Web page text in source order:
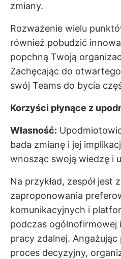
zmiany.
Rozważenie wielu
również pobudzić
popchną Twoją
Zachęcając do
swój Teams do bycia
Korzyści płynące z
Własność:
bada zmianę i jej
wnosząc swoją wiedzę i
Na przykład, zespół jest
zaproponowania
komunikacyjnych i
podczas ogólnofirmowej
pracy zdalnej.
proces decyzyjny,